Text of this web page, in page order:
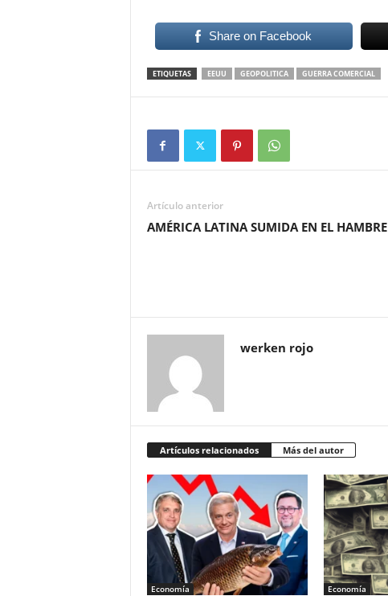
declaran
guerra
con
mundo
Share on Facebook
ETIQUETAS EEUU GEOPOLITICA GUERRA COMERCIAL
Artículo anterior
AMÉRICA LATINA SUMIDA EN EL HAMBRE
werken rojo
Artículos relacionados Más del autor
Economía Economía